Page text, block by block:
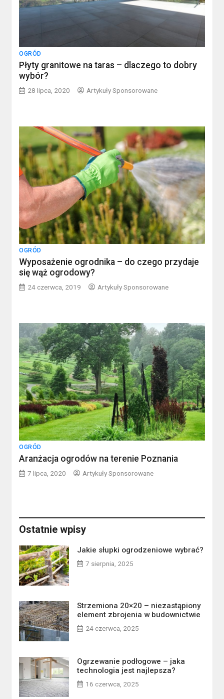
OGRÓD
Płyty granitowe na taras – dlaczego to dobry
wybór?
28 lipca, 2020 Artykuły Sponsorowane
OGRÓD
Wyposażenie ogrodnika – do czego przydaje
się wąż ogrodowy?
24 czerwca, 2019 Artykuły Sponsorowane
OGRÓD
Aranżacja ogrodów na terenie Poznania
7 lipca, 2020 Artykuły Sponsorowane
Ostatnie wpisy
Jakie słupki ogrodzeniowe wybrać?
7 sierpnia, 2025
Strzemiona 20×20 – niezastąpiony
element zbrojenia w budownictwie
24 czerwca, 2025
Ogrzewanie podłogowe – jaka
technologia jest najlepsza?
16 czerwca, 2025